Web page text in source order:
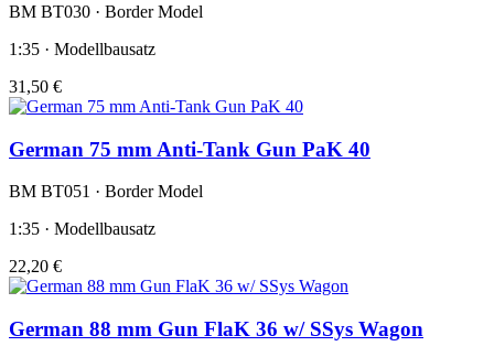
BM BT030 · Border Model
1:35 · Modellbausatz
31,50 €
German 75 mm Anti-Tank Gun PaK 40
BM BT051 · Border Model
1:35 · Modellbausatz
22,20 €
German 88 mm Gun FlaK 36 w/ SSys Wagon